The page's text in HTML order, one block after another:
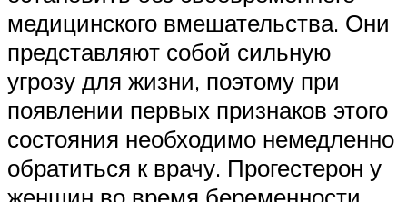
медицинского вмешательства. Они
представляют собой сильную
угрозу для жизни, поэтому при
появлении первых признаков этого
состояния необходимо немедленно
обратиться к врачу. Прогестерон у